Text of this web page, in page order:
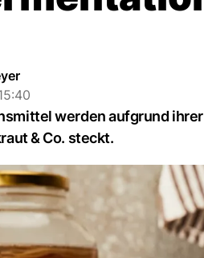
werden aufgrund
& Co. steckt.